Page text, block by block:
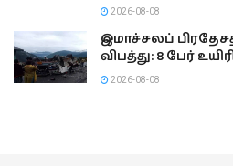
2026-08-08
இமாச்சலப்
விபத்து: 8 பேர்
2026-08-08